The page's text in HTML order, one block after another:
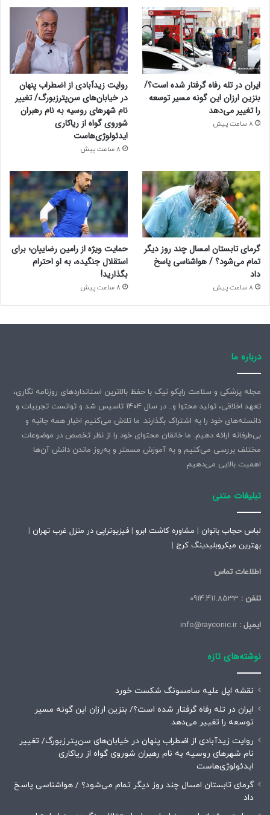
ایران در تله رفاه گرفتار شده است؟/
بنزین ارزان این گونه مسیر توسعه
را تغییر می‌دهد
8 ساعت پیش
روایت زیدآبادی از اضطراب پنهان
در خیابان‌های سن‌پترزبورگ/ تغییر
نام شهرهای روسیه به نام رهبران
شوروی گواه از ریاکاری
ایدئولوژی‌هاست
8 ساعت پیش
گرمای تابستان امسال چند روز دیگر
تمام می‌شود؟ / هواشناسی پاسخ
داد
8 ساعت پیش
حمایت ویژه از رامین رضاییان؛ برای
استقلال جنگیده، به او احترام
بگذارید!
8 ساعت پیش
درباره ما
مجله پزشکی و سلامت رایکو نیک با حفظ بالاترین استانداردهای روزنامه نگاری،
تعهد اخلاقی، تولید محتوا و.. در سال ۱۴۰۴ تاسیس شد و توانست تجربیات و
دانسته‌های خود را به اشتراک بگذارند. ما تلاش می‌کنیم اخبار همه جانبه و
بی‌طرفانه ارائه دهیم. ما خالقان محتوای خود را از نظر تخصص در موضوعات
مختلف بررسی می‌کنیم و به آموزش مسمتر و به‌روز ماندن دانش آن‌ها
اهمیت بالایی می‌دهیم.
تبلیغات متنی
لباس حجاب بانوان | مشاوره کاشت ابرو | فیزیوتراپی در منزل غرب تهران |
بهترین میکروبلیدینگ کرج |
اطلاعات تماس
تلفن :
ایمیل :
نوشته‌های تازه
نقشه اپل علیه سامسونگ شکست خورد
ایران در تله رفاه گرفتار شده است؟/ بنزین ارزان این گونه مسیر
توسعه را تغییر می‌دهد
روایت زیدآبادی از اضطراب پنهان در خیابان‌های سن‌پترزبورگ/ تغییر
نام شهرهای روسیه به نام رهبران شوروی گواه از ریاکاری
ایدئولوژی‌هاست
گرمای تابستان امسال چند روز دیگر تمام می‌شود؟ / هواشناسی پاسخ
داد